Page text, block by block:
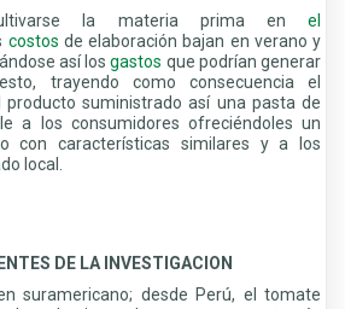
la materia prima en el
costos de elaboración bajan en verano y
así losgastos que podrían generar
trayendo como consecuencia el
suministrado así una pasta de
a los consumidores ofreciéndoles un
con características similares y a los
local.
DE LA INVESTIGACION
suramericano; desde Perú, el tomate